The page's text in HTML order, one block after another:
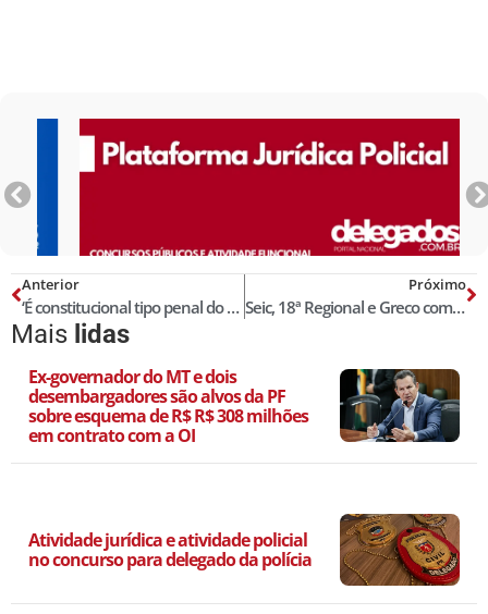
Anterior
‘É constitucional tipo penal do delito de desacato a agente público’, decide de vez o STF
Próximo
Seic, 18ª Regional e Greco combatem receptação de mercadorias no Maranhão e Piauí!
Mais lidas
Ex-governador do MT e dois
desembargadores são alvos da PF
sobre esquema de R$ R$ 308 milhões
em contrato com a OI
Atividade jurídica e atividade policial
no concurso para delegado da polícia